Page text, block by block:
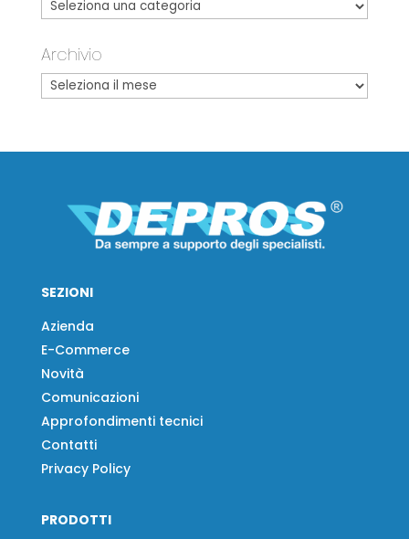
Archivio
SEZIONI
Azienda
E-Commerce
Novità
Comunicazioni
Approfondimenti tecnici
Contatti
Privacy Policy
PRODOTTI